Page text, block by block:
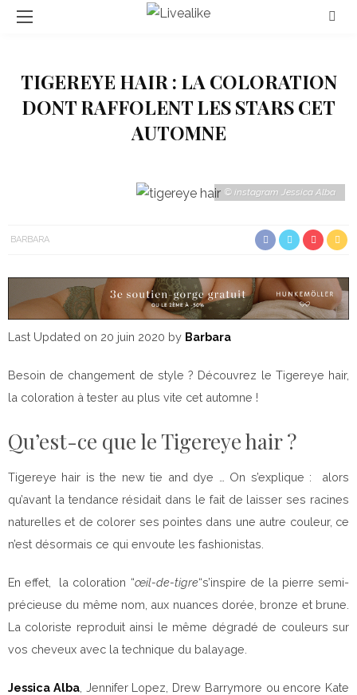
TIGEREYE HAIR : LA COLORATION
DONT RAFFOLENT LES STARS CET
AUTOMNE
© instagram Jessica Alba
BARBARA
Last Updated on 20 juin 2020 by Barbara
Besoin de changement de style ? Découvrez le Tigereye hair,
la coloration à tester au plus vite cet automne !
Qu’est-ce que le Tigereye hair ?
Tigereye hair is the new tie and dye … On s’explique : alors
qu’avant la tendance résidait dans le fait de laisser ses racines
naturelles et de colorer ses pointes dans une autre couleur, ce
n’est désormais ce qui envoute les fashionistas.
En effet, la coloration “œil-de-tigre“s’inspire de la pierre semi-
précieuse du même nom, aux nuances dorée, bronze et brune.
La coloriste reproduit ainsi le même dégradé de couleurs sur
vos cheveux avec la technique du balayage.
Jessica Alba, Jennifer Lopez, Drew Barrymore ou encore Kate